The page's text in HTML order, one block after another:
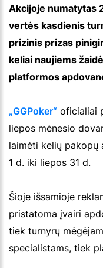
Akcijoje numatytas
vertės kasdienis
prizinis prizas
keliai naujiems
platformos
„GGPoker“ oficialiai
liepos mėnesio
laimėti kelių pakopų
1 d. iki liepos 31 d.
Šioje išsamioje
pristatoma įvairi
tiek turnyrų
specialistams, tiek